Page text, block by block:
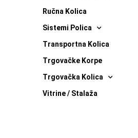
Ručna Kolica
Sistemi Polica
Transportna Kolica
Trgovačke Korpe
Trgovačka Kolica
Vitrine / Stalaža